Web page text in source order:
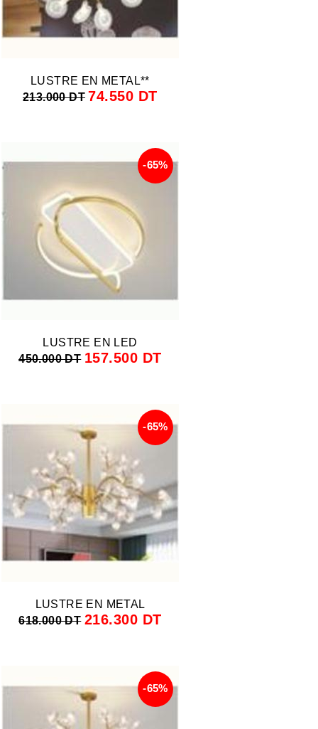
LUSTRE EN METAL**
213.000 DT 74.550 DT
-65%
LUSTRE EN LED
450.000 DT 157.500 DT
-65%
LUSTRE EN METAL
618.000 DT 216.300 DT
-65%